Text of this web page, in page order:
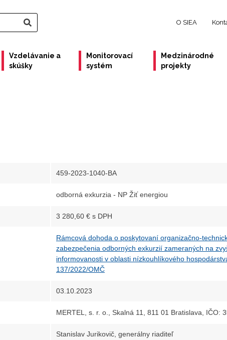
O SIEA
Vzdelávanie a
skúšky
Monitorovací
systém
Medzinárodné
projekty
459-2023-1040-BA
odborná exkurzia - NP Žiť energiou
3 280,60 € s DPH
Rámcová dohoda o poskytovaní organizačno-
zabezpečenia odborných exkurzií zameraných na
informovanosti v oblasti nízkouhlíkového
137/2022/OMČ
03.10.2023
MERTEL, s. r. o., Skalná 11, 811 01 Bratislava, IČO:
Stanislav Jurikovič, generálny riaditeľ